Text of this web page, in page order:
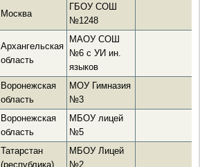
Москва
ГБОУ СОШ
№1248
Архангельская
область
МАОУ СОШ
№6 с УИ ин.
языков
Воронежская
область
МОУ Гимназия
№3
Воронежская
область
МБОУ лицей
№5
Татарстан
(республика)
МБОУ Лицей
№2